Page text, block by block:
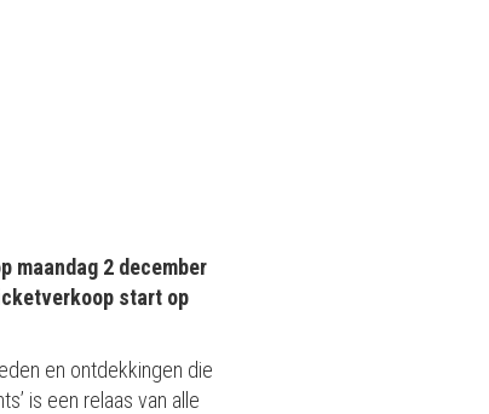
maandag 2 december
start op
en ontdekkingen die
is een relaas van alle